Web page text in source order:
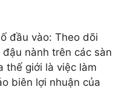
đầu vào: Theo dõi
nành trên các sàn
thế giới là việc làm
biên lợi nhuận của